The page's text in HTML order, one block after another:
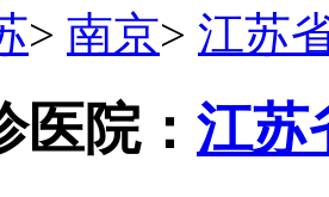
> 南京> 江苏
医院： 江苏